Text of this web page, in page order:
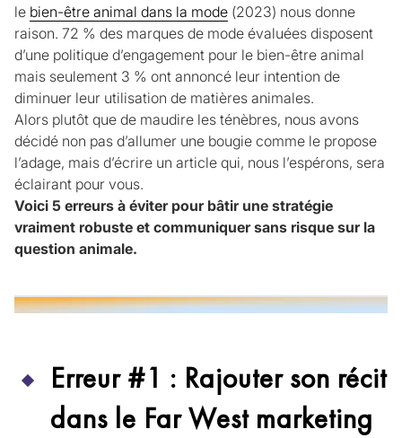
le bien-être animal dans la mode (2023) nous donne
raison. 72 % des marques de mode évaluées disposent
d’une politique d’engagement pour le bien-être animal
mais seulement 3 % ont annoncé leur intention de
diminuer leur utilisation de matières animales.
Alors plutôt que de maudire les ténèbres, nous avons
décidé non pas d’allumer une bougie comme le propose
l’adage, mais d’écrire un article qui, nous l’espérons, sera
éclairant pour vous.
Voici 5 erreurs à éviter pour bâtir une stratégie
vraiment robuste et communiquer sans risque sur la
question animale.
Erreur #1 : Rajouter son récit
dans le Far West marketing